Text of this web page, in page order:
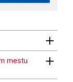
mestu